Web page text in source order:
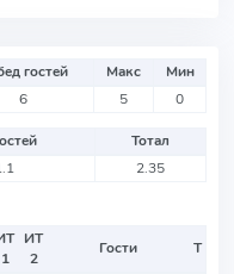
гостей Макс
Мин
6 5 0
Тотал
2.35
1
ИТ
2
Гости Т